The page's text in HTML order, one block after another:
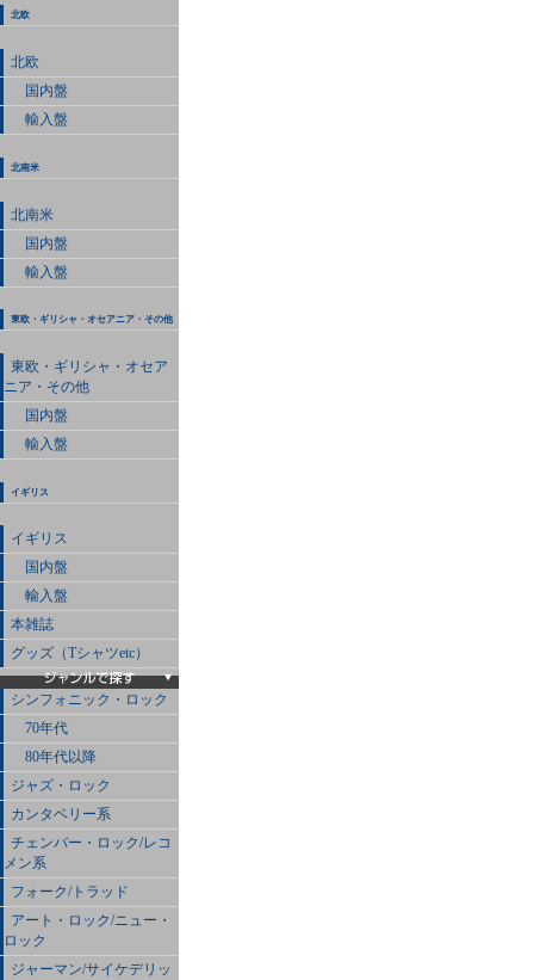
北欧
北欧
国内盤
輸入盤
北南米
北南米
国内盤
輸入盤
東欧・ギリシャ・オセアニア・その他
東欧・ギリシャ・オセア
ニア・その他
国内盤
輸入盤
イギリス
イギリス
国内盤
輸入盤
本雑誌
グッズ（Tシャツetc）
シンフォニック・ロック
70年代
80年代以降
ジャズ・ロック
カンタベリー系
チェンバー・ロック/レコ
メン系
フォーク/トラッド
アート・ロック/ニュー・
ロック
ジャーマン/サイケデリッ